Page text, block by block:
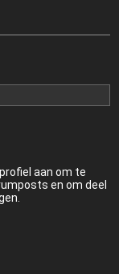
aan om te
en om deel